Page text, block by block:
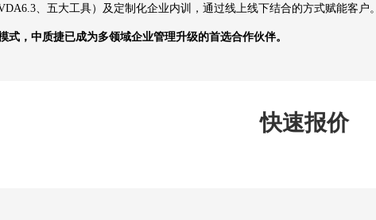
快速报价
、五大工具）及定制化企业内训，通过线上线下结合的方式赋能客户。
式，中质捷已成为多领域企业管理升级的首选合作伙伴。